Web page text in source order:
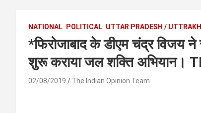
NATIONAL POLITICAL UTTAR PRADESH /
*फिरोजाबाद के डीएम चंद्र विजय
शुरू कराया जल शक्ति अभियान।
02/08/2019 The Indian Opinion Team